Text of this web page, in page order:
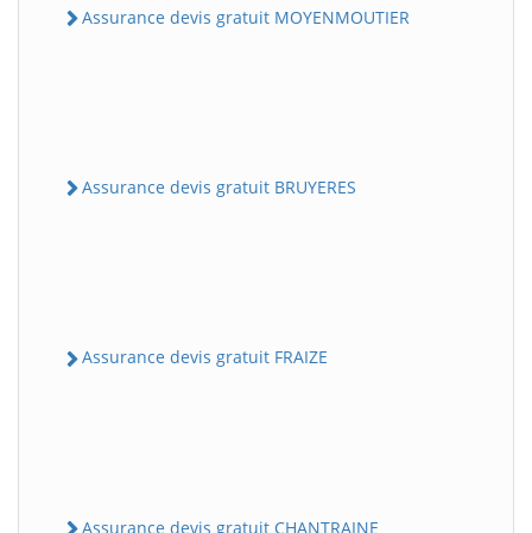
Assurance devis gratuit MOYENMOUTIER
Assurance devis gratuit BRUYERES
Assurance devis gratuit FRAIZE
Assurance devis gratuit CHANTRAINE